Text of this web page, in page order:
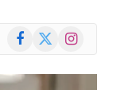
Facebook
X
Instagram